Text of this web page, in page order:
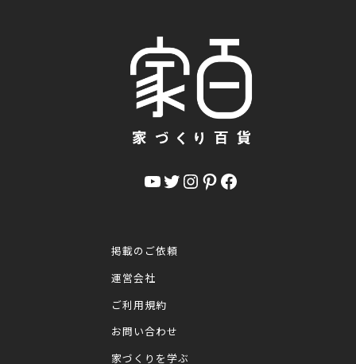
YouTube Twitter InstagramPinterest Facebook
掲載のご依頼
運営会社
ご利用規約
お問い合わせ
家づくりを学ぶ